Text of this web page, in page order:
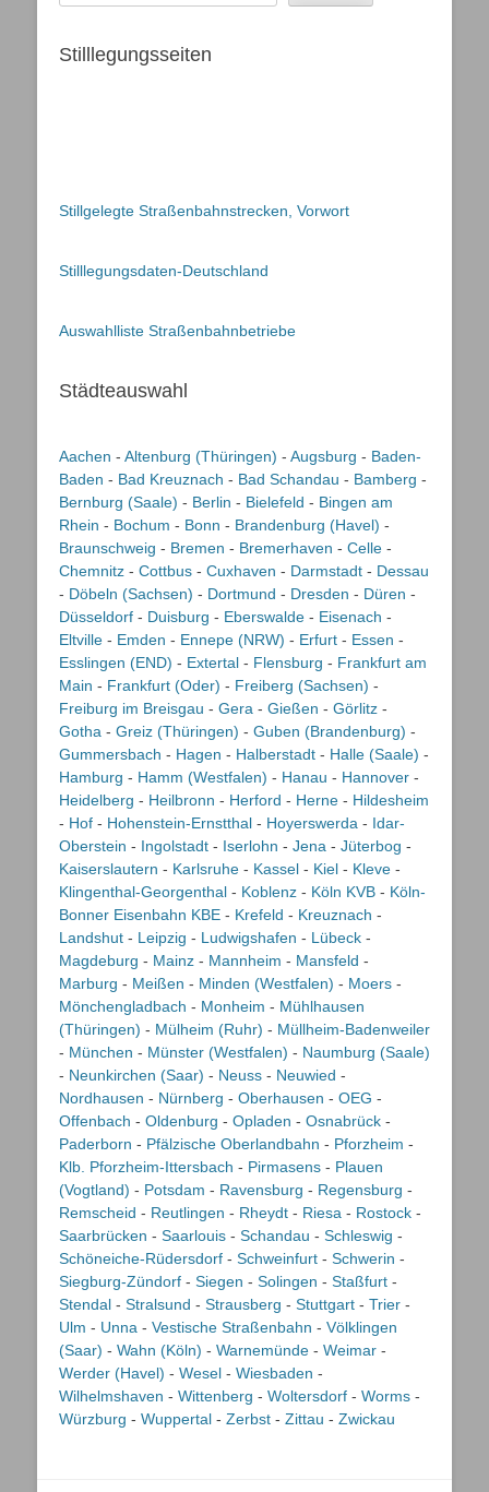
Stilllegungsseiten
Stillgelegte Straßenbahnstrecken, Vorwort
Stilllegungsdaten-Deutschland
Auswahlliste Straßenbahnbetriebe
Städteauswahl
Aachen - Altenburg (Thüringen) - Augsburg - Baden-
Baden - Bad Kreuznach - Bad Schandau - Bamberg -
Bernburg (Saale) - Berlin - Bielefeld - Bingen am
Rhein - Bochum - Bonn - Brandenburg (Havel) -
Braunschweig - Bremen - Bremerhaven - Celle -
Chemnitz - Cottbus - Cuxhaven - Darmstadt - Dessau
- Döbeln (Sachsen) - Dortmund - Dresden - Düren -
Düsseldorf - Duisburg - Eberswalde - Eisenach -
Eltville - Emden - Ennepe (NRW) - Erfurt - Essen -
Esslingen (END) - Extertal - Flensburg - Frankfurt am
Main - Frankfurt (Oder) - Freiberg (Sachsen) -
Freiburg im Breisgau - Gera - Gießen - Görlitz -
Gotha - Greiz (Thüringen) - Guben (Brandenburg) -
Gummersbach - Hagen - Halberstadt - Halle (Saale) -
Hamburg - Hamm (Westfalen) - Hanau - Hannover -
Heidelberg - Heilbronn - Herford - Herne - Hildesheim
- Hof - Hohenstein-Ernstthal - Hoyerswerda - Idar-
Oberstein - Ingolstadt - Iserlohn - Jena - Jüterbog -
Kaiserslautern - Karlsruhe - Kassel - Kiel - Kleve -
Klingenthal-Georgenthal - Koblenz - Köln KVB - Köln-
Bonner Eisenbahn KBE - Krefeld - Kreuznach -
Landshut - Leipzig - Ludwigshafen - Lübeck -
Magdeburg - Mainz - Mannheim - Mansfeld -
Marburg - Meißen - Minden (Westfalen) - Moers -
Mönchengladbach - Monheim - Mühlhausen
(Thüringen) - Mülheim (Ruhr) - Müllheim-Badenweiler
- München - Münster (Westfalen) - Naumburg (Saale)
- Neunkirchen (Saar) - Neuss - Neuwied -
Nordhausen - Nürnberg - Oberhausen - OEG -
Offenbach - Oldenburg - Opladen - Osnabrück -
Paderborn - Pfälzische Oberlandbahn - Pforzheim -
Klb. Pforzheim-Ittersbach - Pirmasens - Plauen
(Vogtland) - Potsdam - Ravensburg - Regensburg -
Remscheid - Reutlingen - Rheydt - Riesa - Rostock -
Saarbrücken - Saarlouis - Schandau - Schleswig -
Schöneiche-Rüdersdorf - Schweinfurt - Schwerin -
Siegburg-Zündorf - Siegen - Solingen - Staßfurt -
Stendal - Stralsund - Strausberg - Stuttgart - Trier -
Ulm - Unna - Vestische Straßenbahn - Völklingen
(Saar) - Wahn (Köln) - Warnemünde - Weimar -
Werder (Havel) - Wesel - Wiesbaden -
Wilhelmshaven - Wittenberg - Woltersdorf - Worms -
Würzburg - Wuppertal - Zerbst - Zittau - Zwickau